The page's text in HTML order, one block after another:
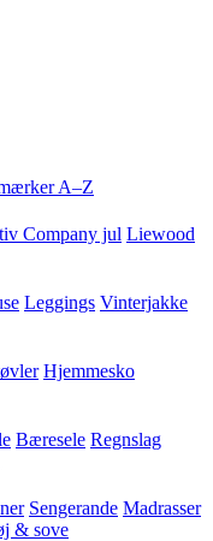
A–Z
Company jul Liewood
Leggings Vinterjakke
Hjemmesko
Bæresele Regnslag
Sengerande Madrasser
& sove